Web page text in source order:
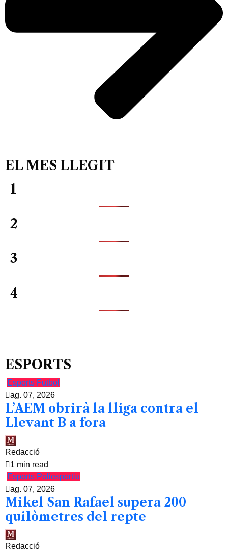
EL MES LLEGIT
1
2
3
4
ESPORTS
Esports Futbol
ag. 07, 2026
L’AEM obrirà la lliga contra el
Llevant B a fora
Redacció
1 min read
Esports Poliesportiu
ag. 07, 2026
Mikel San Rafael supera 200
quilòmetres del repte
Redacció